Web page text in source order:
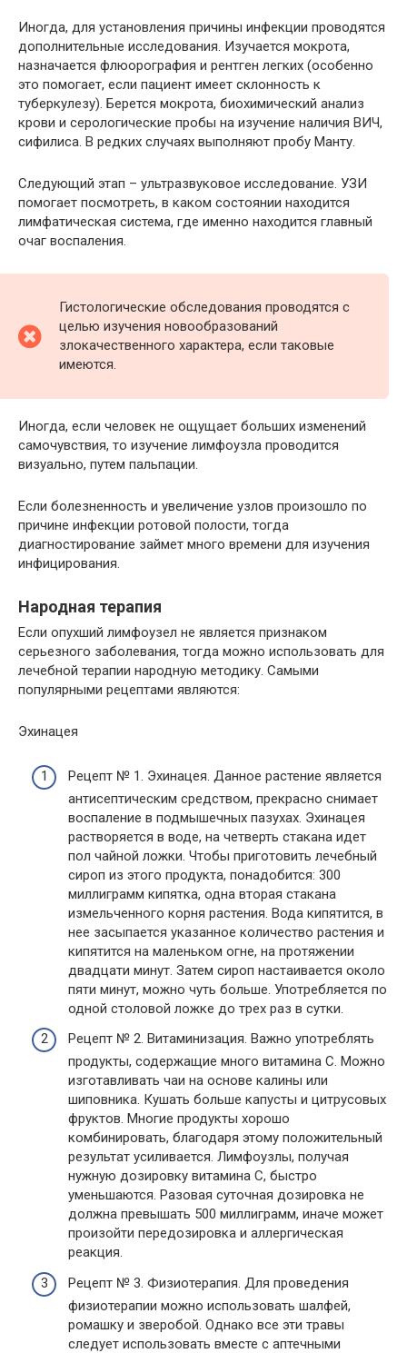
Иногда, для установления причины инфекции проводятся
дополнительные исследования. Изучается мокрота,
назначается флюорография и рентген легких (особенно
это помогает, если пациент имеет склонность к
туберкулезу). Берется мокрота, биохимический анализ
крови и серологические пробы на изучение наличия ВИЧ,
сифилиса. В редких случаях выполняют пробу Манту.
Следующий этап – ультразвуковое исследование. УЗИ
помогает посмотреть, в каком состоянии находится
лимфатическая система, где именно находится главный
очаг воспаления.
Гистологические обследования проводятся с
целью изучения новообразований
злокачественного характера, если таковые
имеются.
Иногда, если человек не ощущает больших изменений
самочувствия, то изучение лимфоузла проводится
визуально, путем пальпации.
Если болезненность и увеличение узлов произошло по
причине инфекции ротовой полости, тогда
диагностирование займет много времени для изучения
инфицирования.
Народная терапия
Если опухший лимфоузел не является признаком
серьезного заболевания, тогда можно использовать для
лечебной терапии народную методику. Самыми
популярными рецептами являются:
Эхинацея
Рецепт № 1. Эхинацея. Данное растение является
антисептическим средством, прекрасно снимает
воспаление в подмышечных пазухах. Эхинацея
растворяется в воде, на четверть стакана идет
пол чайной ложки. Чтобы приготовить лечебный
сироп из этого продукта, понадобится: 300
миллиграмм кипятка, одна вторая стакана
измельченного корня растения. Вода кипятится, в
нее засыпается указанное количество растения и
кипятится на маленьком огне, на протяжении
двадцати минут. Затем сироп настаивается около
пяти минут, можно чуть больше. Употребляется по
одной столовой ложке до трех раз в сутки.
Рецепт № 2. Витаминизация. Важно употреблять
продукты, содержащие много витамина С. Можно
изготавливать чаи на основе калины или
шиповника. Кушать больше капусты и цитрусовых
фруктов. Многие продукты хорошо
комбинировать, благодаря этому положительный
результат усиливается. Лимфоузлы, получая
нужную дозировку витамина C, быстро
уменьшаются. Разовая суточная дозировка не
должна превышать 500 миллиграмм, иначе может
произойти передозировка и аллергическая
реакция.
Рецепт № 3. Физиотерапия. Для проведения
физиотерапии можно использовать шалфей,
ромашку и зверобой. Однако все эти травы
следует использовать вместе с аптечными